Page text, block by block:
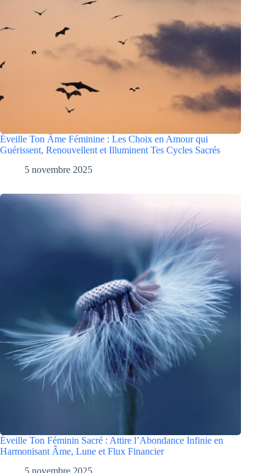
Éveille Ton Âme Féminine : Les Choix en Amour qui
Guérissent, Renouvellent et Illuminent Tes Cycles Sacrés
5 novembre 2025
Éveille Ton Féminin Sacré : Attire l’Abondance Infinie en
Harmonisant Âme, Lune et Flux Financier